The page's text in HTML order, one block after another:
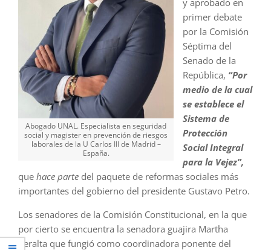
Abogado UNAL. Especialista en seguridad
social y magister en prevención de riesgos
laborales de la U Carlos III de Madrid –
España.
primer debate
por la Comisión
Séptima del
Senado de la
República, “Por
medio de la cual
se establece el
Sistema de
Protección
Social Integral
para la Vejez”,
que hace parte del paquete de reformas sociales más
importantes del gobierno del presidente Gustavo Petro.
Los senadores de la Comisión Constitucional, en la que
por cierto se encuentra la senadora guajira Martha
Peralta que fungió como coordinadora ponente del